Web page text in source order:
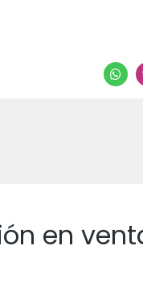
video
en